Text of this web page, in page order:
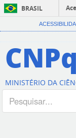
BRASIL
CNPq
MINISTÉRIO DA